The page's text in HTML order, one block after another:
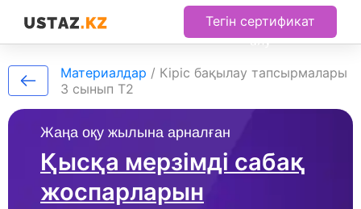
Тегін сертификат
алу
Жаңа оқу жылына арналған
Қысқа мерзімді сабақ
жоспарларын
Материалдар / Кіріс бақылау тапсырмалары
3 сынып Т2